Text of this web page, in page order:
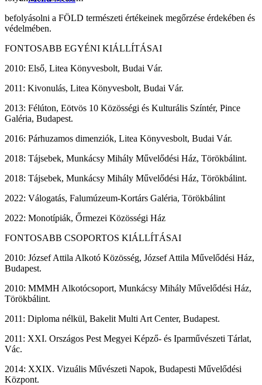
befolyásolni a FÖLD természeti értékeinek megőrzése érdekében és
védelmében.
FONTOSABB EGYÉNI KIÁLLÍTÁSAI
2010: Első, Litea Könyvesbolt, Budai Vár.
2011: Kivonulás, Litea Könyvesbolt, Budai Vár.
2013: Félúton, Eötvös 10 Közösségi és Kulturális Színtér, Pince
Galéria, Budapest.
2016: Párhuzamos dimenziók, Litea Könyvesbolt, Budai Vár.
2018: Tájsebek, Munkácsy Mihály Művelődési Ház, Törökbálint.
2018: Tájsebek, Munkácsy Mihály Művelődési Ház, Törökbálint.
2022: Válogatás, Falumúzeum-Kortárs Galéria, Törökbálint
2022: Monotípiák, Őrmezei Közösségi Ház
FONTOSABB CSOPORTOS KIÁLLÍTÁSAI
2010: József Attila Alkotó Közösség, József Attila Művelődési Ház,
Budapest.
2010: MMMH Alkotócsoport, Munkácsy Mihály Művelődési Ház,
Törökbálint.
2011: Diploma nélkül, Bakelit Multi Art Center, Budapest.
2011: XXI. Országos Pest Megyei Képző- és Iparművészeti Tárlat,
Vác.
2014: XXIX. Vizuális Művészeti Napok, Budapesti Művelődési
Központ.